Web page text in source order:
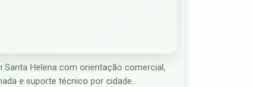
Santa Helena com orientação comercial,
e suporte técnico por cidade.